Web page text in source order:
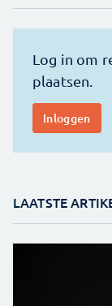
LAATSTE